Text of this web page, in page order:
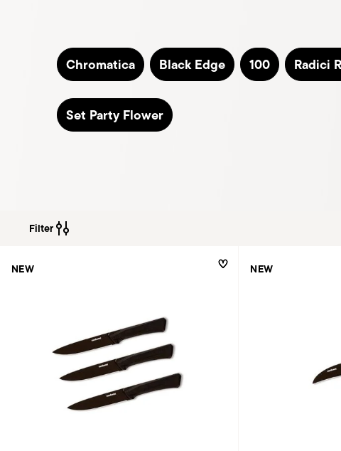
Chromatica Black Edge 100 Radici
Set Party Flower
Filter
NEW NEW